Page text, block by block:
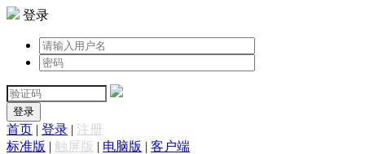
登录
登录
首页 | 登录 | 注册
标准版 | 触屏版 | 电脑版 | 客户端